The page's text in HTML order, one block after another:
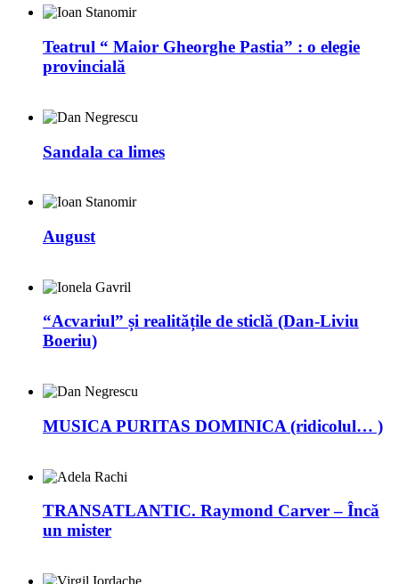
Teatrul “ Maior Gheorghe Pastia” : o elegie
provincială
Sandala ca limes
August
“Acvariul” și realitățile de sticlă (Dan-Liviu
Boeriu)
MUSICA PURITAS DOMINICA (ridicolul… )
TRANSATLANTIC. Raymond Carver – Încă
un mister